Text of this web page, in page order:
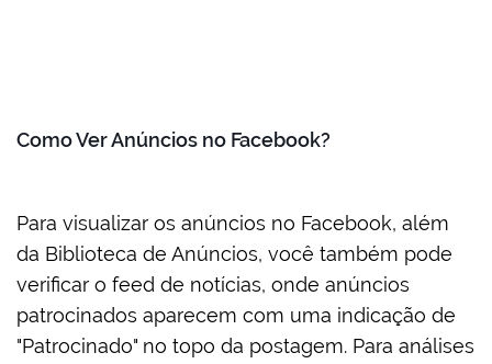
Como Ver Anúncios no Facebook?
Para visualizar os anúncios no Facebook, além
da Biblioteca de Anúncios, você também pode
verificar o feed de notícias, onde anúncios
patrocinados aparecem com uma indicação de
"Patrocinado" no topo da postagem. Para análises